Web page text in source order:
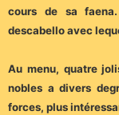
cours de sa
descabello avec
Au menu, quatre
nobles a divers
forces, plus